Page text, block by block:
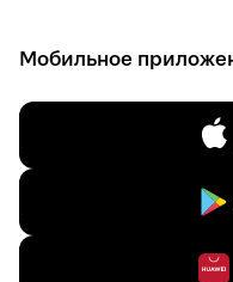
Мобильное